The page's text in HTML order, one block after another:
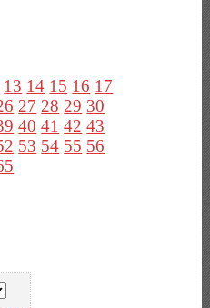
13 14 15 16 17
27 28 29 30
40 41 42 43
53 54 55 56